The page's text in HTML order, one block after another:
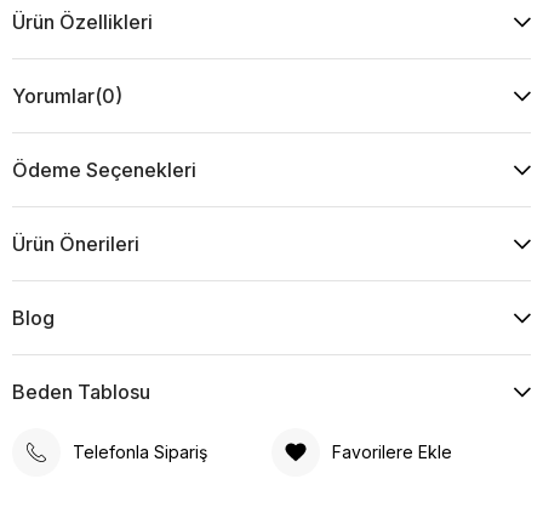
Ürün Özellikleri
Yorumlar(0)
Ödeme Seçenekleri
Ürün Önerileri
Blog
Beden Tablosu
Telefonla Sipariş Favorilere Ekle